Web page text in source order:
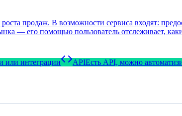
продаж. В возможности сервиса входят:
— его помощью пользователь отслеживает,
или интеграции APIЕсть API, можно